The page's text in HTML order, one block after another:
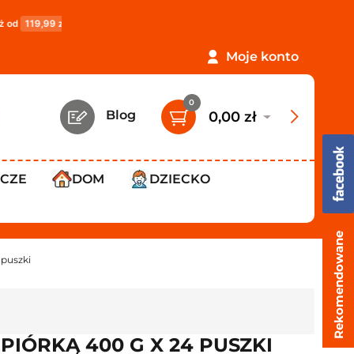
!
Moje konto
Blog
0
0,00 zł
DOM
DZIECKO
400 G X 24 PUSZKI
Rekomendowane